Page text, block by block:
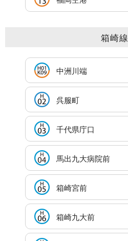
箱崎線
中洲川端
呉服町
千代県庁口
馬出九大病院前
箱崎宮前
箱崎九大前